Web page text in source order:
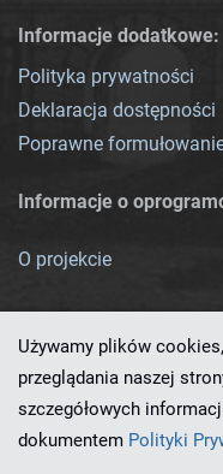
Informacje dodatkowe:
Polityka prywatności
Deklaracja dostępności
Poprawne
Informacje o
O projekcie
Ten serwis działa dzięki
Używamy plików
przeglądania naszej
szczegółowych
dokumentem Polityki